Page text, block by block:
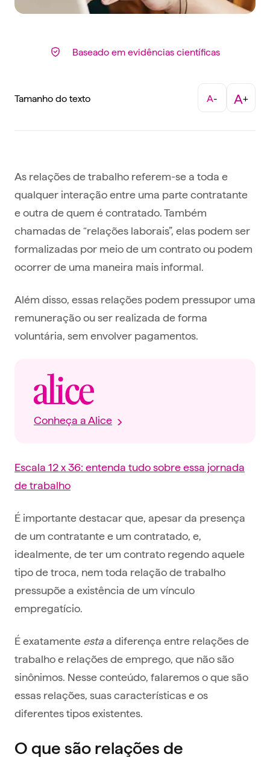
Baseado em evidências científicas
Tamanho do texto A- A+
As relações de trabalho referem-se a toda e
qualquer interação entre uma parte contratante
e outra de quem é contratado. Também
chamadas de “relações laborais”, elas podem ser
formalizadas por meio de um contrato ou podem
ocorrer de uma maneira mais informal.
Além disso, essas relações podem pressupor uma
remuneração ou ser realizada de forma
voluntária, sem envolver pagamentos.
Conheça a Alice
Escala 12 x 36: entenda tudo sobre essa jornada
de trabalho
É importante destacar que, apesar da presença
de um contratante e um contratado, e,
idealmente, de ter um contrato regendo aquele
tipo de troca, nem toda relação de trabalho
pressupõe a existência de um vínculo
empregatício.
É exatamente estaa diferença entre relações de
trabalho e relações de emprego, que não são
sinônimos. Nesse conteúdo, falaremos o que são
essas relações, suas características e os
diferentes tipos existentes.
O que são relações de